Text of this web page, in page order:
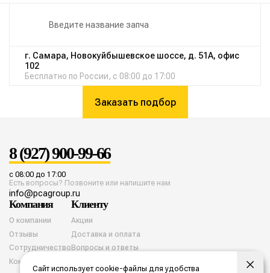
г. Самара, Новокуйбышевское шоссе, д. 51А, офис
102
Бесплатно по России, с 08:00 до 17:00
Заказать подбор
8 (927) 900-99-66
с 08:00 до 17:00
Есть вопросы? Позвоните или напишите нам
info@pcagroup.ru
Компания
О компании
Отзывы
Сотрудничество
Контакты
Клиенту
Акции
Доставка и оплата
Вопросы и ответы
Сайт использует cookie-файлы для удобства